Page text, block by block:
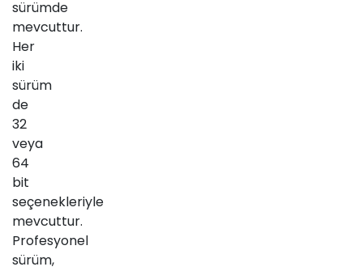
sürümde
mevcuttur.
Her
iki
sürüm
de
32
veya
64
bit
seçenekleriyle
mevcuttur.
Profesyonel
sürüm,